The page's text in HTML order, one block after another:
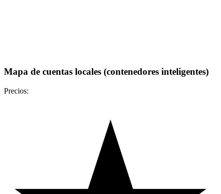
Mapa de cuentas locales (contenedores inteligentes)
Precios: